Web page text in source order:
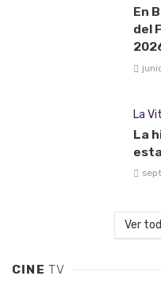
En
del
La
La
Ver
CINETV